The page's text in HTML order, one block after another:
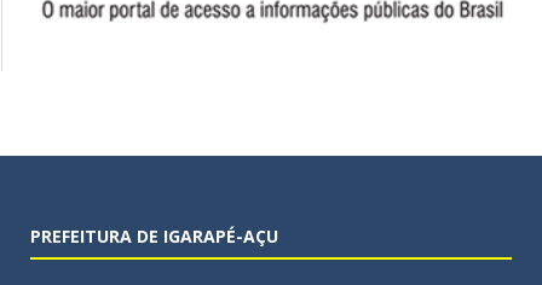
PREFEITURA DE IGARAPÉ-AÇU